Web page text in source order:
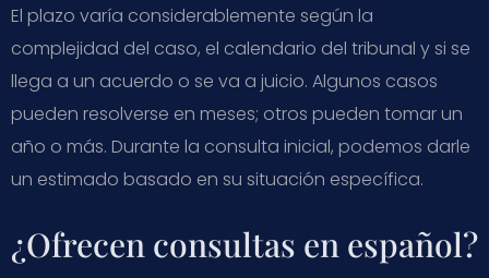
El plazo varía considerablemente según la
complejidad del caso, el calendario del tribunal y si se
llega a un acuerdo o se va a juicio. Algunos casos
pueden resolverse en meses; otros pueden tomar un
año o más. Durante la consulta inicial, podemos darle
un estimado basado en su situación específica.
¿Ofrecen consultas en español?